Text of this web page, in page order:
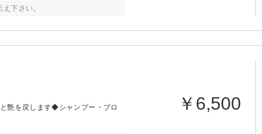
下さい。
艶を戻します◆シャンプー・ブロ
￥6,500